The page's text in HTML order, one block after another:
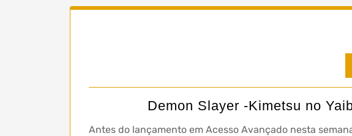
Demon Slayer -Kimetsu no
Antes do lançamento em Acesso Avançado nesta